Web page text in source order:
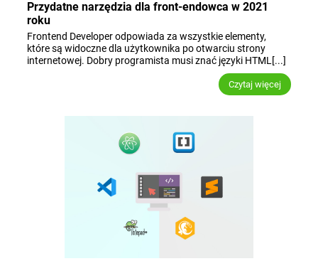
Przydatne narzędzia dla front-endowca w 2021
roku
Frontend Developer odpowiada za wszystkie elementy,
które są widoczne dla użytkownika po otwarciu strony
internetowej. Dobry programista musi znać języki HTML[...]
Czytaj więcej